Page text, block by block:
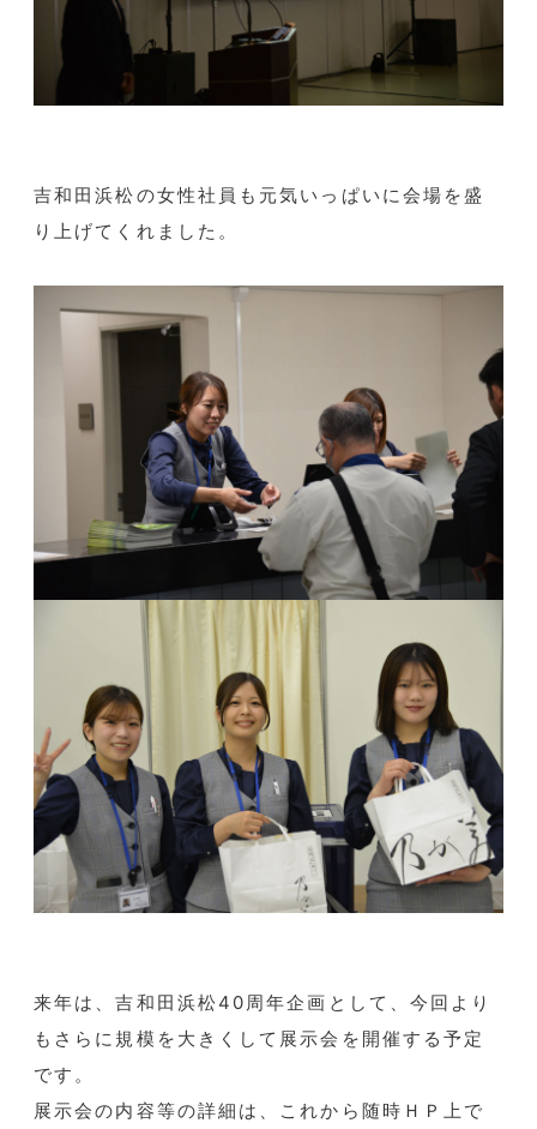
吉和田浜松の女性社員も元気いっぱいに会場を盛
り上げてくれました。
来年は、吉和田浜松40周年企画として、今回より
もさらに規模を大きくして展示会を開催する予定
です。
展示会の内容等の詳細は、これから随時ＨＰ上で